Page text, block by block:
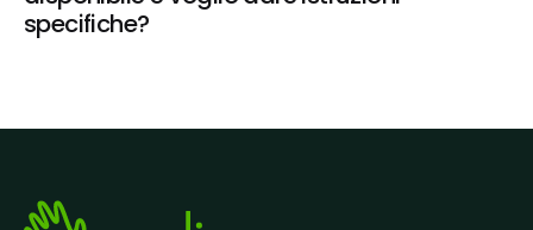
specifiche?